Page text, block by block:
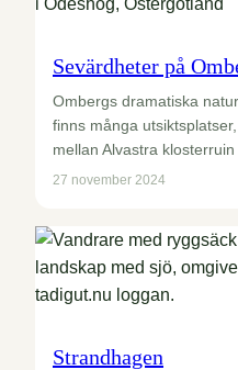
Sevärdheter på
Ombergs dramatiska
finns många
mellan Alvastra klosterruin
27 november 2024
Strandhagen